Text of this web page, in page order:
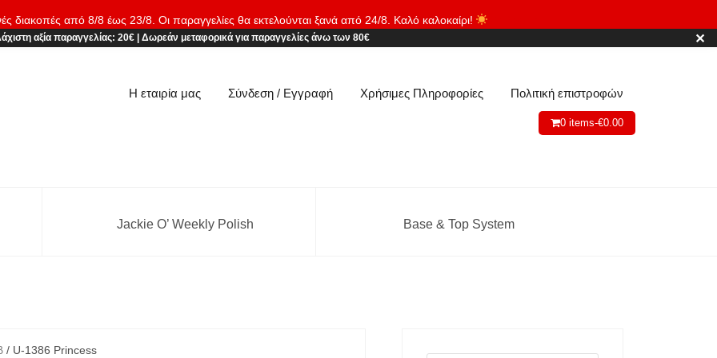
διακοπές από 8/8 έως 23/8. Οι παραγγελίες θα εκτελούνται ξανά από 24/8. Καλό καλοκαίρι!
αξία παραγγελίας: 20€| Δωρεάν μεταφορικάγια παραγγελίες άνω των 80€ ✕
Η εταιρία μας Σύνδεση / Εγγραφή Χρήσιμες Πληροφορίες Πολιτική επιστροφών
0 items-€0.00
Jackie O’ Weekly Polish Base & Top System
/ U-1386 Princess